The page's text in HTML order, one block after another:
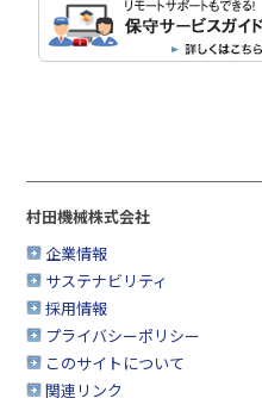
村田機械株式会社
企業情報
サステナビリティ
採用情報
プライバシーポリシー
このサイトについて
関連リンク